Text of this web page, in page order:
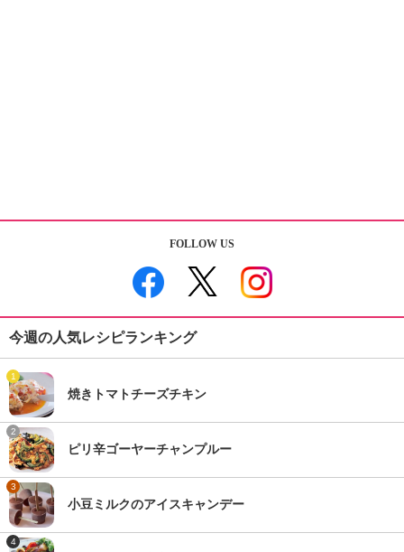
FOLLOW US
今週の人気レシピランキング
1
焼きトマトチーズチキン
2
ピリ辛ゴーヤーチャンプルー
3
小豆ミルクのアイスキャンデー
4